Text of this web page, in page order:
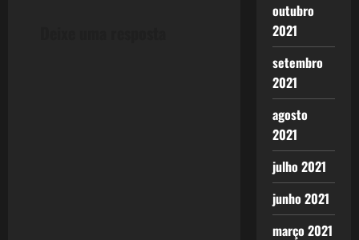
outubro
2021
setembro
2021
agosto
2021
julho 2021
junho 2021
março 2021